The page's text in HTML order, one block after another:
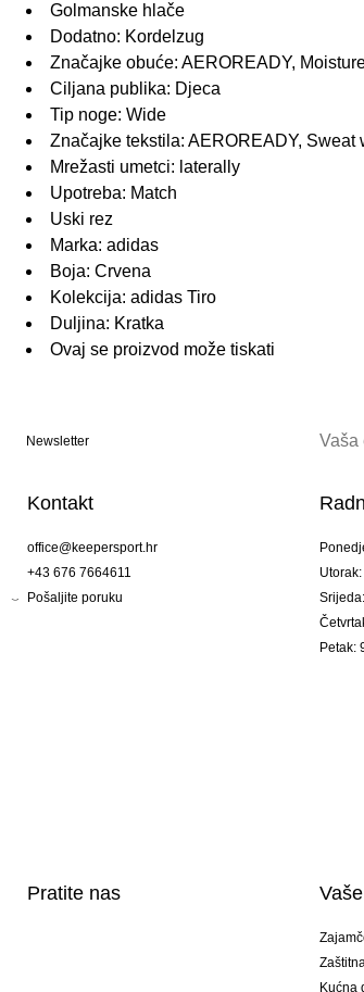
Golmanske hlače
Dodatno: Kordelzug
Značajke obuće: AEROREADY,
Ciljana publika: Djeca
Tip noge: Wide
Značajke tekstila: AEROREADY,
Mrežasti umetci: laterally
Upotreba: Match
Uski rez
Marka: adidas
Boja: Crvena
Kolekcija: adidas Tiro
Duljina: Kratka
Ovaj se proizvod može tiskati
Newsletter
Kontakt
office@keepersport.hr
+43 676 7664611
Pošaljite poruku
Petak:
Pratite nas
Kućna